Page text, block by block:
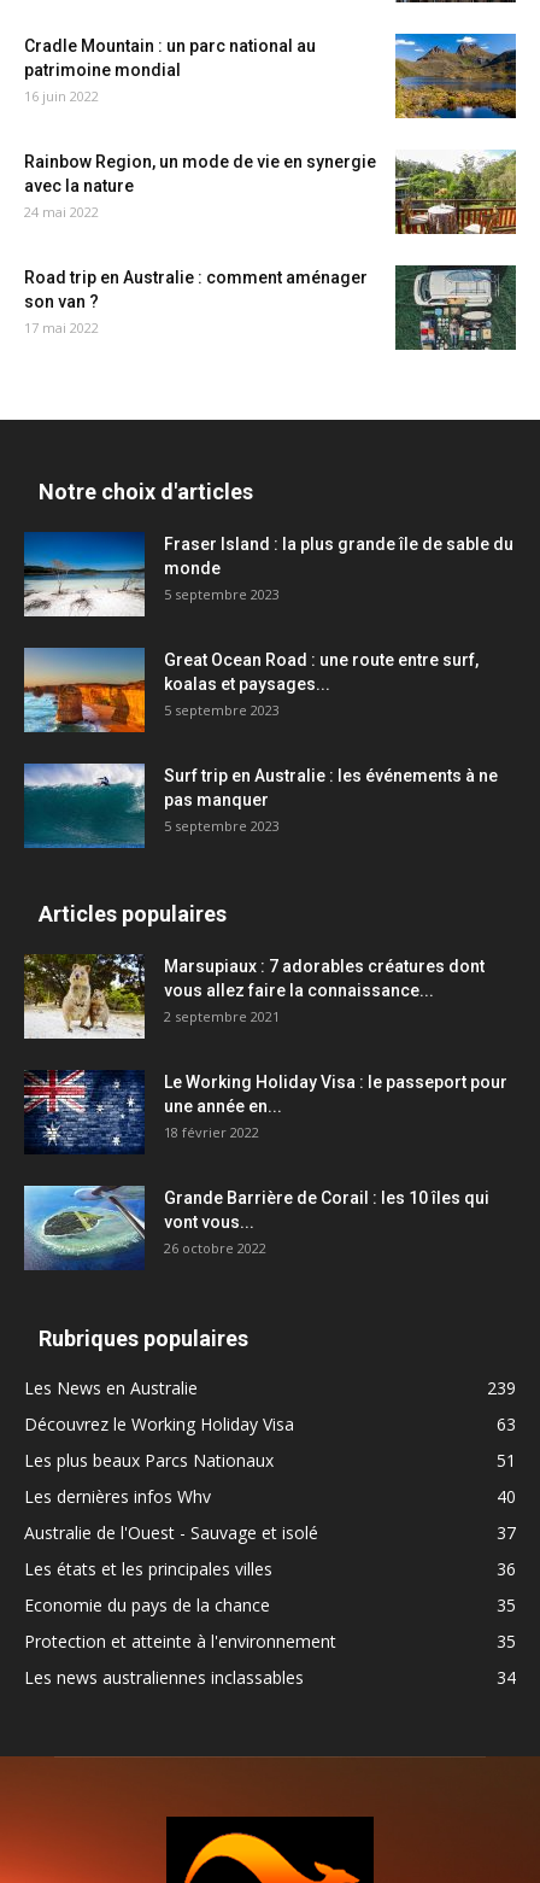
Cradle Mountain : un parc national au
patrimoine mondial
16 juin 2022
Rainbow Region, un mode de vie en synergie
avec la nature
24 mai 2022
Road trip en Australie : comment aménager
son van ?
17 mai 2022
Notre choix d'articles
Fraser Island : la plus grande île de sable du
monde
5 septembre 2023
Great Ocean Road : une route entre surf,
koalas et paysages...
5 septembre 2023
Surf trip en Australie : les événements à ne
pas manquer
5 septembre 2023
Articles populaires
Marsupiaux : 7 adorables créatures dont
vous allez faire la connaissance...
2 septembre 2021
Le Working Holiday Visa : le passeport pour
une année en...
18 février 2022
Grande Barrière de Corail : les 10 îles qui
vont vous...
26 octobre 2022
Rubriques populaires
Les News en Australie
239
Découvrez le Working Holiday Visa
63
Les plus beaux Parcs Nationaux
51
Les dernières infos Whv
40
Australie de l'Ouest - Sauvage et isolé
37
Les états et les principales villes
36
Economie du pays de la chance
35
Protection et atteinte à l'environnement
35
Les news australiennes inclassables
34